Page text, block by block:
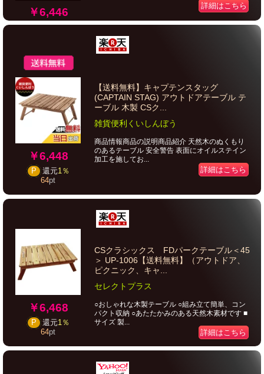
￥6,446
詳細はこちら
￥6,448
P 還元1％
64pt
【送料無料】キャプテンスタッグ
(CAPTAIN STAG) アウトドアテーブル テ
ーブル 木製 CSク...
雑貨便利くいしんぼう
商品情報商品の説明商品紹介 天然木のぬくもり
のあるテーブル 安全警告 表面にオイルステイン
加工を施してお...
詳細はこちら
￥6,468
P 還元1％
64pt
CSクラシックス FDパークテーブル＜45
＞ UP-1006【送料無料】（アウトドア、
ピクニック、キャ...
セレクトプラス
○おしゃれな木製テーブル ○組み立て簡単、コン
パクト収納 ○あたたかみのある天然木素材です ■
サイズ 製...
詳細はこちら